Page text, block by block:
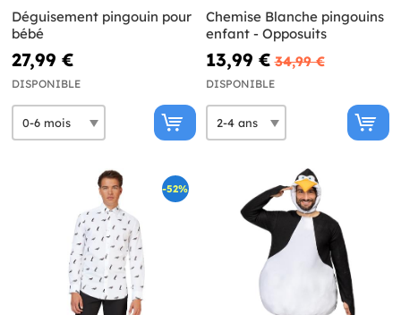
Déguisement pingouin pour
bébé
27,99 €
DISPONIBLE
Chemise Blanche pingouins
enfant - Opposuits
13,99 € 34,99 €
DISPONIBLE
-52%